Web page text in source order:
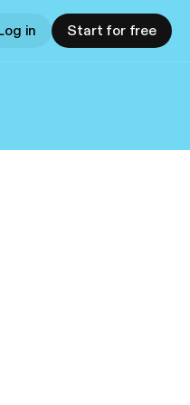
in Start for free